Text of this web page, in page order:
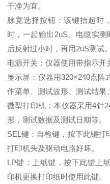
干净为宜。
脉宽选择按钮：该键抬起时
时，一起输出2uS。电缆实
后反射过小时，再用2uS测试。
电源开关：仪器使用带指示开
显示屏：仪器用320×240点阵
作菜单、测试波形、测试结果
微型打印机：本仪器采用4针
形，测试数据及测试日期等。
SEL键：自检键，按下此键打
打印机头及驱动电路好坏。
LP键：上纸键，按下此键上
印机更换打印纸时使用此键。